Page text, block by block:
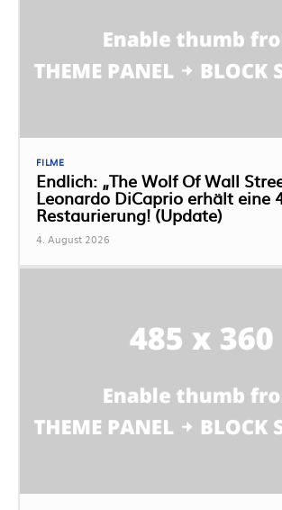
FILME
Endlich: „The Wolf Of Wall
Leonardo DiCaprio erhält eine
Restaurierung! (Update)
4. August 2026